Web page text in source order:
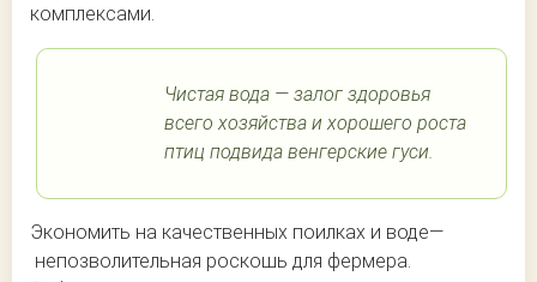
комплексами.
Чистая вода — залог здоровья
всего хозяйства и хорошего роста
птиц подвида венгерские гуси.
Экономить на качественных поилках и воде—
непозволительная роскошь для фермера.